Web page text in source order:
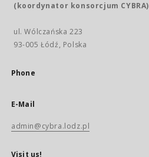
(koordynator konsorcjum CYBRA)
ul. Wólczańska 223
93-005 Łódź, Polska
Phone
E-Mail
admin@cybra.lodz.pl
Visit us!